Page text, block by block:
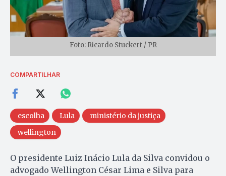
Foto: Ricardo Stuckert / PR
COMPARTILHAR
escolha Lula
ministério da justiça
wellington
O presidente Luiz Inácio Lula da Silva convidou o
advogado Wellington César Lima e Silva para